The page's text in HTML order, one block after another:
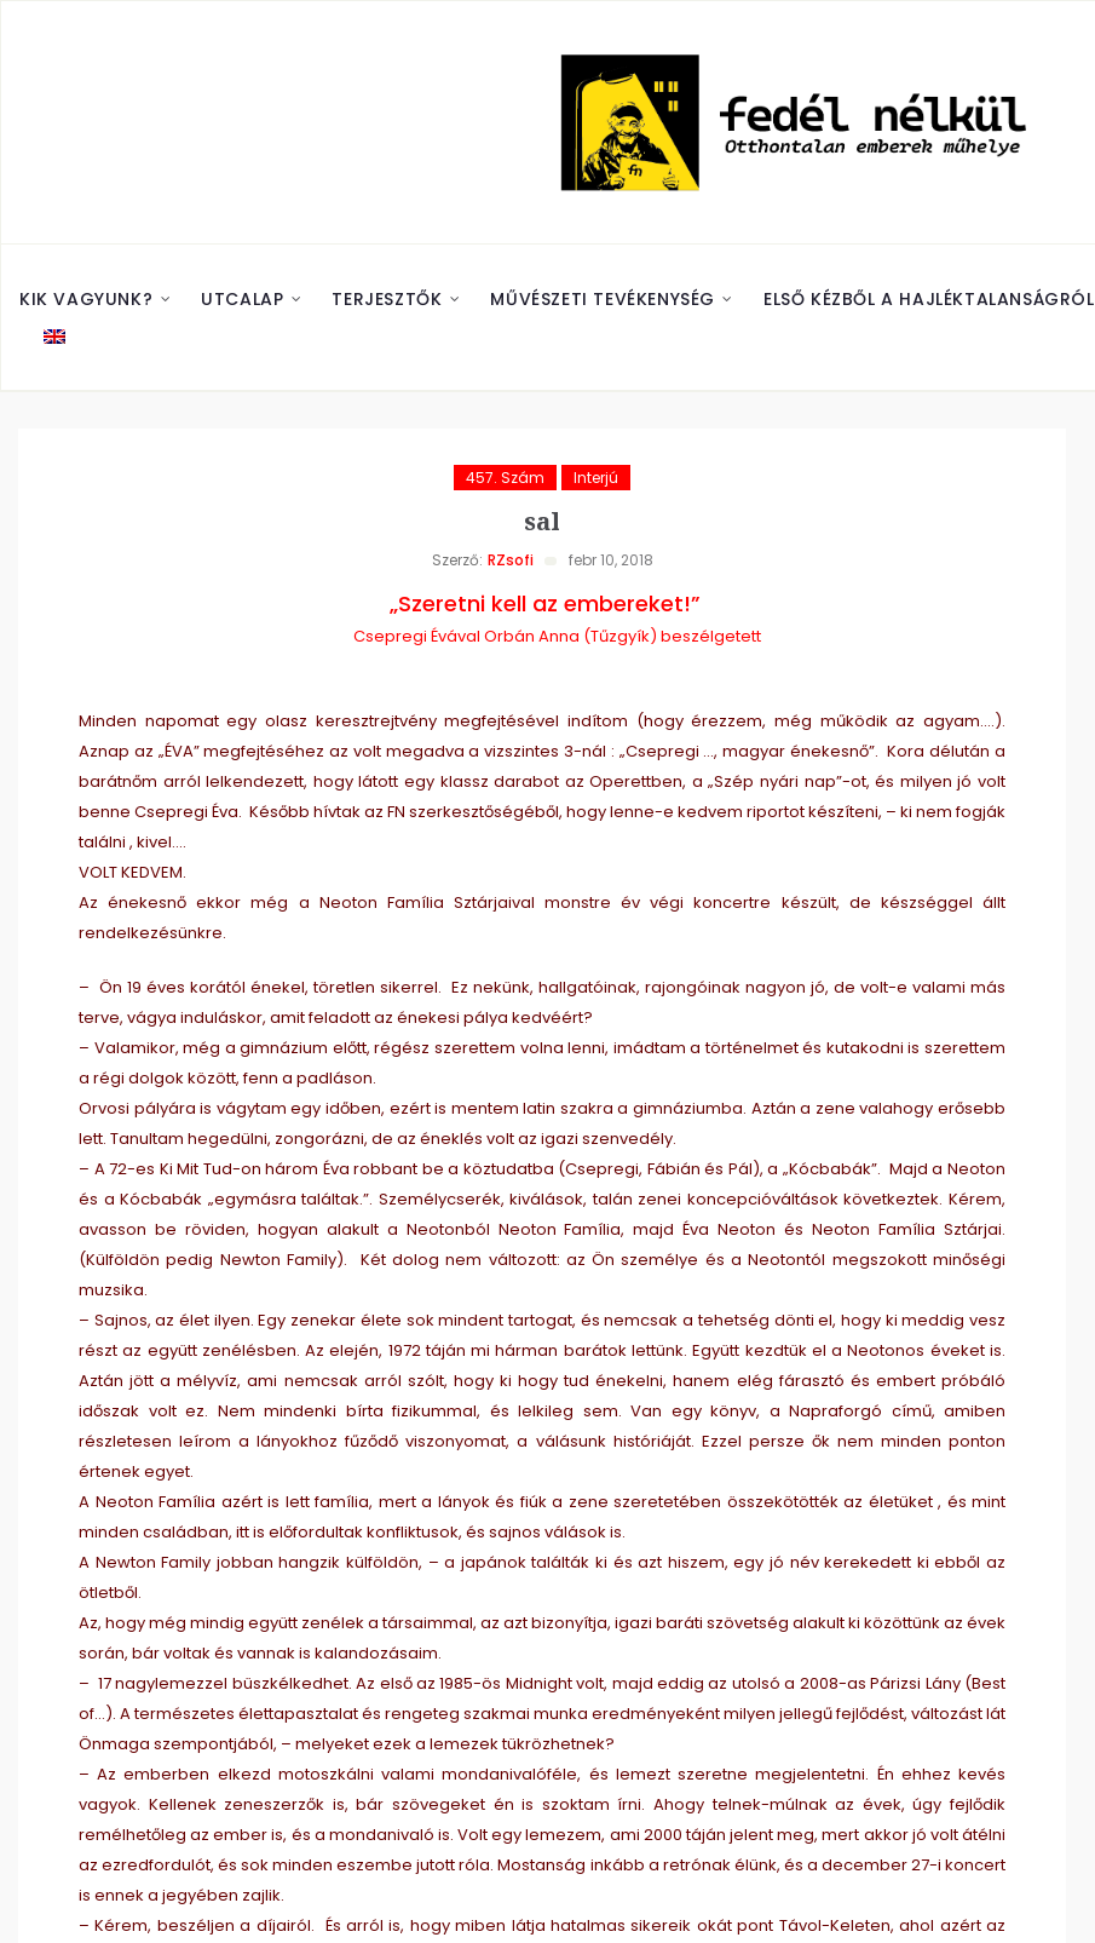
KIK VAGYUNK? UTCALAP TERJESZTŐK MŰVÉSZETI TEVÉKENYSÉG ELSŐ KÉZBŐL A HAJLÉKTALANSÁGRÓL
457. Szám Interjú
sal
Szerző: RZsofi febr 10, 2018
„Szeretni kell az embereket!”
Csepregi Évával Orbán Anna (Tűzgyík) beszélgetett
Minden napomat egy olasz keresztrejtvény megfejtésével indítom (hogy érezzem, még működik az agyam….).
Aznap az „ÉVA” megfejtéséhez az volt megadva a vizszintes 3-nál : „Csepregi …, magyar énekesnő”. Kora délután a
barátnőm arról lelkendezett, hogy látott egy klassz darabot az Operettben, a „Szép nyári nap”-ot, és milyen jó volt
benne Csepregi Éva. Később hívtak az FN szerkesztőségéből, hogy lenne-e kedvem riportot készíteni, – ki nem fogják
találni , kivel….
VOLT KEDVEM.
Az énekesnő ekkor még a Neoton Família Sztárjaival monstre év végi koncertre készült, de készséggel állt
rendelkezésünkre.
– Ön 19 éves korától énekel, töretlen sikerrel. Ez nekünk, hallgatóinak, rajongóinak nagyon jó, de volt-e valami más
terve, vágya induláskor, amit feladott az énekesi pálya kedvéért?
– Valamikor, még a gimnázium előtt, régész szerettem volna lenni, imádtam a történelmet és kutakodni is szerettem
a régi dolgok között, fenn a padláson.
Orvosi pályára is vágytam egy időben, ezért is mentem latin szakra a gimnáziumba. Aztán a zene valahogy erősebb
lett. Tanultam hegedülni, zongorázni, de az éneklés volt az igazi szenvedély.
– A 72-es Ki Mit Tud-on három Éva robbant be a köztudatba (Csepregi, Fábián és Pál), a „Kócbabák”. Majd a Neoton
és a Kócbabák „egymásra találtak.”. Személycserék, kiválások, talán zenei koncepcióváltások következtek. Kérem,
avasson be röviden, hogyan alakult a Neotonból Neoton Família, majd Éva Neoton és Neoton Família Sztárjai.
(Külföldön pedig Newton Family). Két dolog nem változott: az Ön személye és a Neotontól megszokott minőségi
muzsika.
– Sajnos, az élet ilyen. Egy zenekar élete sok mindent tartogat, és nemcsak a tehetség dönti el, hogy ki meddig vesz
részt az együtt zenélésben. Az elején, 1972 táján mi hárman barátok lettünk. Együtt kezdtük el a Neotonos éveket is.
Aztán jött a mélyvíz, ami nemcsak arról szólt, hogy ki hogy tud énekelni, hanem elég fárasztó és embert próbáló
időszak volt ez. Nem mindenki bírta fizikummal, és lelkileg sem. Van egy könyv, a Napraforgó című, amiben
részletesen leírom a lányokhoz fűződő viszonyomat, a válásunk históriáját. Ezzel persze ők nem minden ponton
értenek egyet.
A Neoton Família azért is lett família, mert a lányok és fiúk a zene szeretetében összekötötték az életüket , és mint
minden családban, itt is előfordultak konfliktusok, és sajnos válások is.
A Newton Family jobban hangzik külföldön, – a japánok találták ki és azt hiszem, egy jó név kerekedett ki ebből az
ötletből.
Az, hogy még mindig együtt zenélek a társaimmal, az azt bizonyítja, igazi baráti szövetség alakult ki közöttünk az évek
során, bár voltak és vannak is kalandozásaim.
– 17 nagylemezzel büszkélkedhet. Az első az 1985-ös Midnight volt, majd eddig az utolsó a 2008-as Párizsi Lány (Best
of…). A természetes élettapasztalat és rengeteg szakmai munka eredményeként milyen jellegű fejlődést, változást lát
Önmaga szempontjából, – melyeket ezek a lemezek tükrözhetnek?
– Az emberben elkezd motoszkálni valami mondanivalóféle, és lemezt szeretne megjelentetni. Én ehhez kevés
vagyok. Kellenek zeneszerzők is, bár szövegeket én is szoktam írni. Ahogy telnek-múlnak az évek, úgy fejlődik
remélhetőleg az ember is, és a mondanivaló is. Volt egy lemezem, ami 2000 táján jelent meg, mert akkor jó volt átélni
az ezredfordulót, és sok minden eszembe jutott róla. Mostanság inkább a retrónak élünk, és a december 27-i koncert
is ennek a jegyében zajlik.
– Kérem, beszéljen a díjairól. És arról is, hogy miben látja hatalmas sikereik okát pont Távol-Keleten, ahol azért az